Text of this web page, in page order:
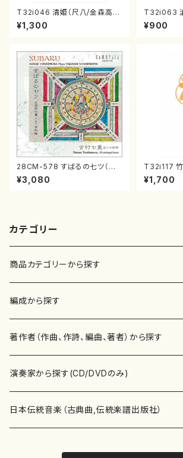
T32i046 清姫（尺八/金森高
山/楽譜）都山流公刊楽譜曲番：
45
¥1,300
T32i063
峰/尺八/都
楽譜曲番
¥900
28CM-578 すばるの七ツ（二
十絃箏/クラリネット/ヴァイオリ
ン/チェロ/吉松 隆：/CD）
¥3,080
T32i117 竹
本邦山/尺
公刊楽譜曲
¥1,700
カテゴリー
商品カテゴリーから探す
楽譜
書籍
書籍
テキストブック
CD・DVD
チケット
編成から探す
邦楽器
箏・琴（ソロ）
箏・琴（合奏）
合唱
混声合唱
歌・声
著作者（作曲、作詩、編曲、著者）から探す
あ行
青木省三(アオキ ショウゾウ)
か行
演奏家から探す(CD/DVDのみ)
邦楽（箏、三味線、尺八等）演奏家
日本伝統音楽（古典曲,伝統楽譜出版社）